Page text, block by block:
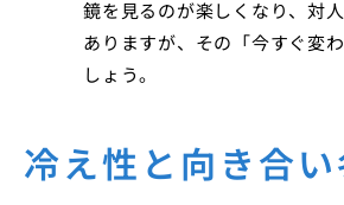
鏡を見るのが楽しくなり、対
ありますが、その「今すぐ変
しょう。
冷え性と向き合